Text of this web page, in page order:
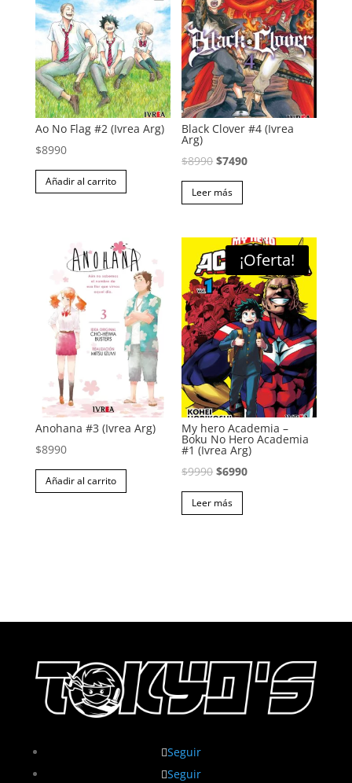
Ao No Flag #2 (Ivrea Arg)
$8990
Añadir al carrito
Black Clover #4 (Ivrea
Arg)
$8990 El
precio
original
$8990.
$7490El
$7490.
Leer más
Anohana #3 (Ivrea Arg)
$8990
Añadir al carrito
¡Oferta!
My hero Academia –
Boku No Hero Academia
#1 (Ivrea Arg)
$9990 El
precio
original
$6990El
Leer más
Seguir
Seguir